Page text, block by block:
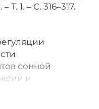
Т. 1. – С. 316–317.
сонной
и
др.] // Крымский